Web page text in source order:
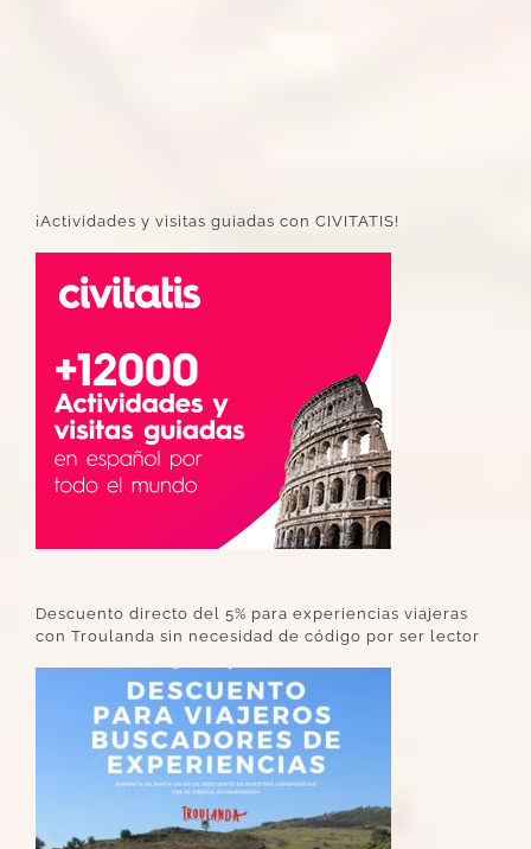
¡Actividades y visitas guiadas con CIVITATIS!
Descuento directo del 5% para experiencias viajeras
con Troulanda sin necesidad de código por ser lector